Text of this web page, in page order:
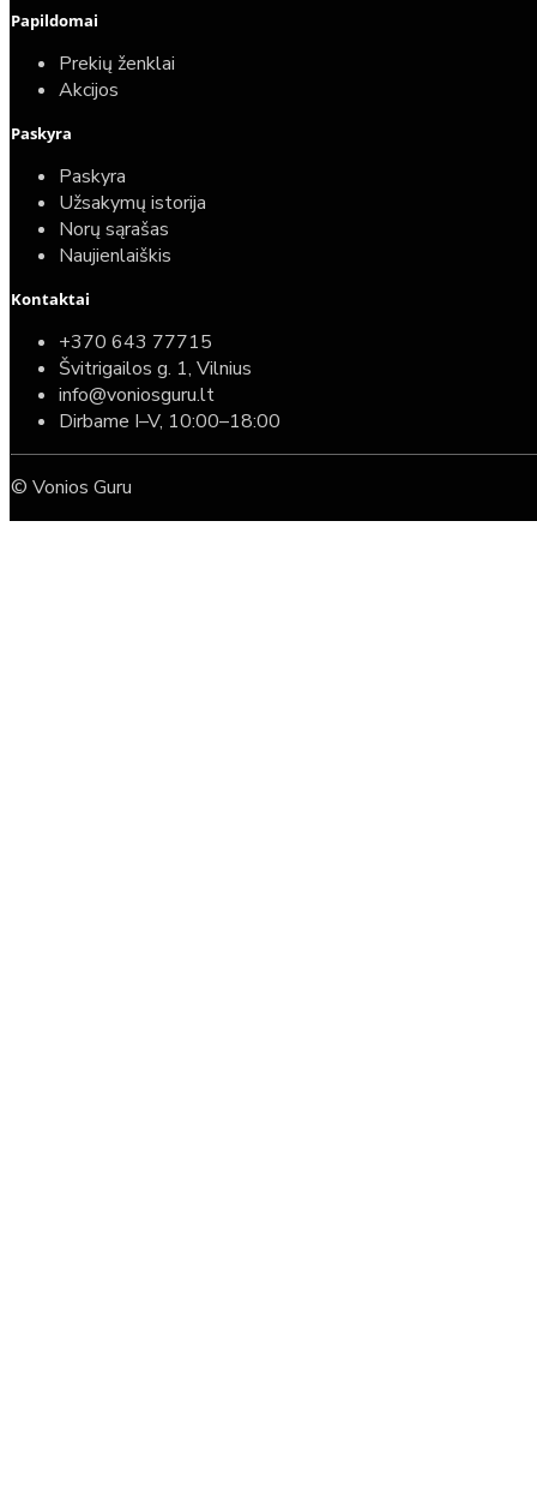
Papildomai
Prekių ženklai
Akcijos
Paskyra
Paskyra
Užsakymų istorija
Norų sąrašas
Naujienlaiškis
Kontaktai
+370 643 77715
Švitrigailos g. 1, Vilnius
info@voniosguru.lt
Dirbame I–V, 10:00–18:00
© Vonios Guru